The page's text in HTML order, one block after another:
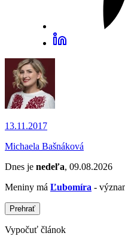
13.11.2017
Michaela Bašnáková
Dnes je nedeľa, 09.08.2026
Meniny má Ľubomíra -
Prehrať
Vypočuť článok